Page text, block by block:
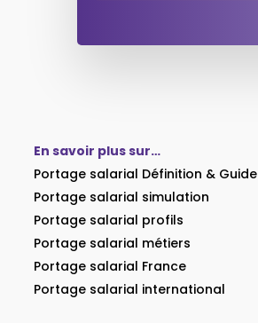
En savoir plus sur…
Portage salarial Définition & Guide
Portage salarial simulation
Portage salarial profils
Portage salarial métiers
Portage salarial France
Portage salarial international